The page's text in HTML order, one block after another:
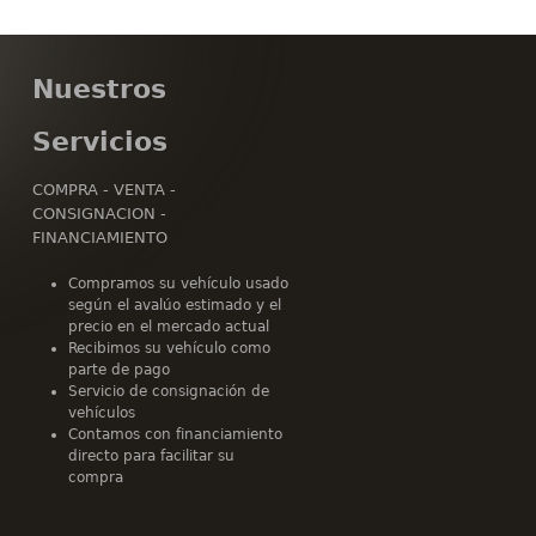
Nuestros
Servicios
COMPRA - VENTA -
CONSIGNACION -
FINANCIAMIENTO
Compramos su vehículo usado
según el avalúo estimado y el
precio en el mercado actual
Recibimos su vehículo como
parte de pago
Servicio de consignación de
vehículos
Contamos con financiamiento
directo para facilitar su
compra